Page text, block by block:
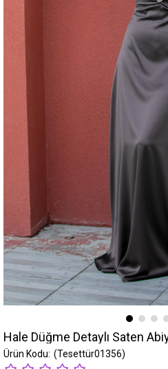
Hale Düğme Detaylı Saten
(Tesettür01356)